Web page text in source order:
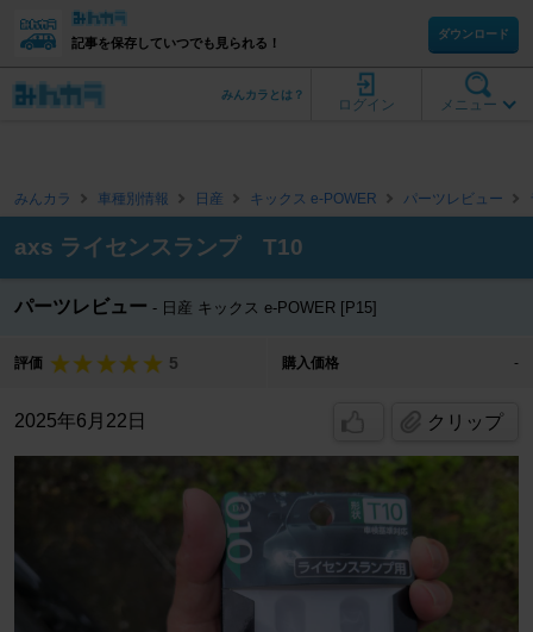
記事を保存していつでも見られる！
ダウンロード
メニュー
ログイン
みんカラとは？
みんカラ 車種別情報 日産 キックス e-POWER パーツレビュー
axs ライセンスランプ T10
パーツレビュー 日産 キックス e-POWER [P15]
評価 5 購入価格 -
2025年6月22日 クリップ